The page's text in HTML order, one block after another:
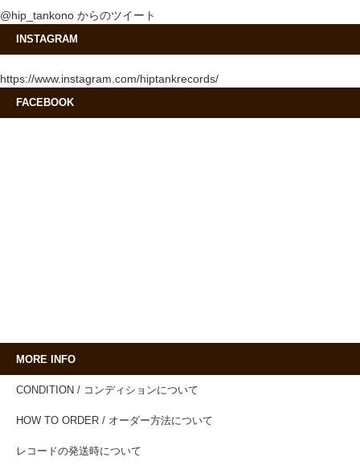
@hip_tankono からのツイート
INSTAGRAM
https://www.instagram.com/hiptankrecords/
FACEBOOK
MORE INFO
CONDITION / コンディションについて
HOW TO ORDER / オーダー方法について
レコードの発送時について